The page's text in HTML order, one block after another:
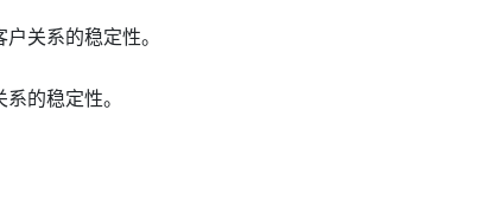
关系的稳定性。
的稳定性。